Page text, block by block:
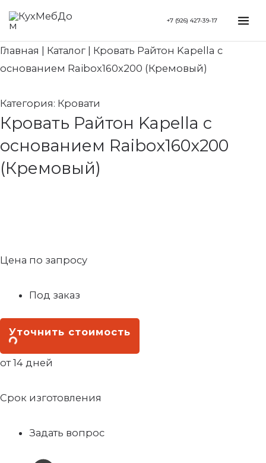
Перейти
содержимому
+7 (926) 427-39-17
Главная Каталог
Кровать Райтон Kapella с
основанием Raibox160x200 (Кремовый)
Категория: Кровати
Кровать Райтон Kapella с
основанием Raibox160x200
(Кремовый)
Цена по запросу
Под заказ
Уточнить стоимость
от 14 дней
Срок изготовления
Задать вопрос
Search...